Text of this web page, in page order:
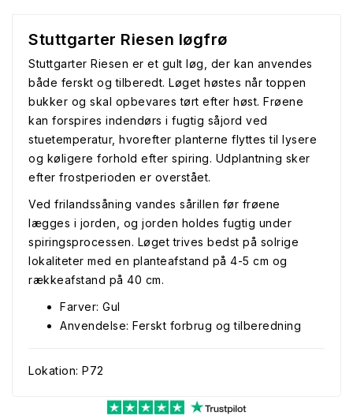
Stuttgarter Riesen løgfrø
Stuttgarter Riesen er et gult løg, der kan anvendes
både ferskt og tilberedt. Løget høstes når toppen
bukker og skal opbevares tørt efter høst. Frøene
kan forspires indendørs i fugtig såjord ved
stuetemperatur, hvorefter planterne flyttes til lysere
og køligere forhold efter spiring. Udplantning sker
efter frostperioden er overstået.
Ved frilandssåning vandes sårillen før frøene
lægges i jorden, og jorden holdes fugtig under
spiringsprocessen. Løget trives bedst på solrige
lokaliteter med en planteafstand på 4-5 cm og
rækkeafstand på 40 cm.
Farver: Gul
Anvendelse: Ferskt forbrug og tilberedning
Lokation: P72